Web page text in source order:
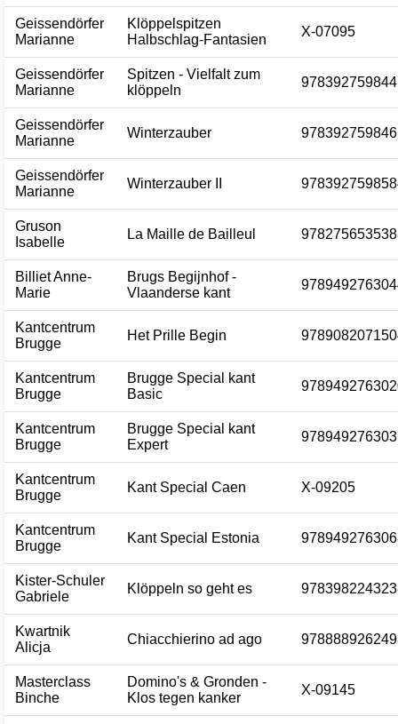
Geissendörfer
Marianne
Klöppelspitzen
Halbschlag-Fantasien
X-07095
Geissendörfer
Marianne
Spitzen - Vielfalt zum
klöppeln
Geissendörfer
Marianne
Winterzauber
Geissendörfer
Marianne
Winterzauber II
Gruson
Isabelle
La Maille de Bailleul
Billiet Anne-
Marie
Brugs Begijnhof -
Vlaanderse kant
Kantcentrum
Brugge
Het Prille Begin
Kantcentrum
Brugge
Brugge Special kant
Basic
Kantcentrum
Brugge
Brugge Special kant
Expert
Kantcentrum
Brugge
Kant Special Caen X-09205
Kantcentrum
Brugge
Kant Special Estonia
Kister-Schuler
Gabriele
Klöppeln so geht es
Kwartnik
Alicja
Chiacchierino ad ago
Masterclass
Binche
Domino's & Gronden -
Klos tegen kanker
X-09145